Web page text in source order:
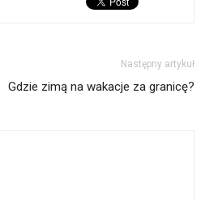
Następny artykuł
Gdzie zimą na wakacje za granicę?